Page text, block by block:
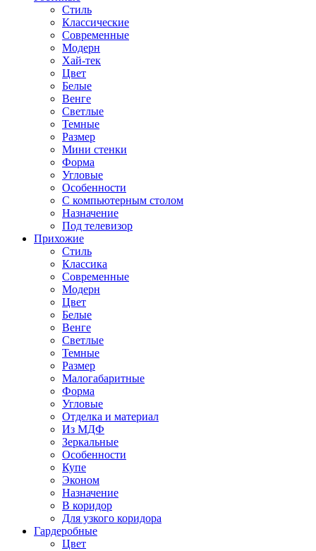
Стиль
Классические
Современные
Модерн
Хай-тек
Цвет
Белые
Венге
Светлые
Темные
Размер
Мини стенки
Форма
Угловые
Особенности
С компьютерным столом
Назначение
Под телевизор
Прихожие
Стиль
Классика
Современные
Модерн
Цвет
Белые
Венге
Светлые
Темные
Размер
Малогабаритные
Форма
Угловые
Отделка и материал
Из МДФ
Зеркальные
Особенности
Купе
Эконом
Назначение
В коридор
Для узкого коридора
Гардеробные
Цвет